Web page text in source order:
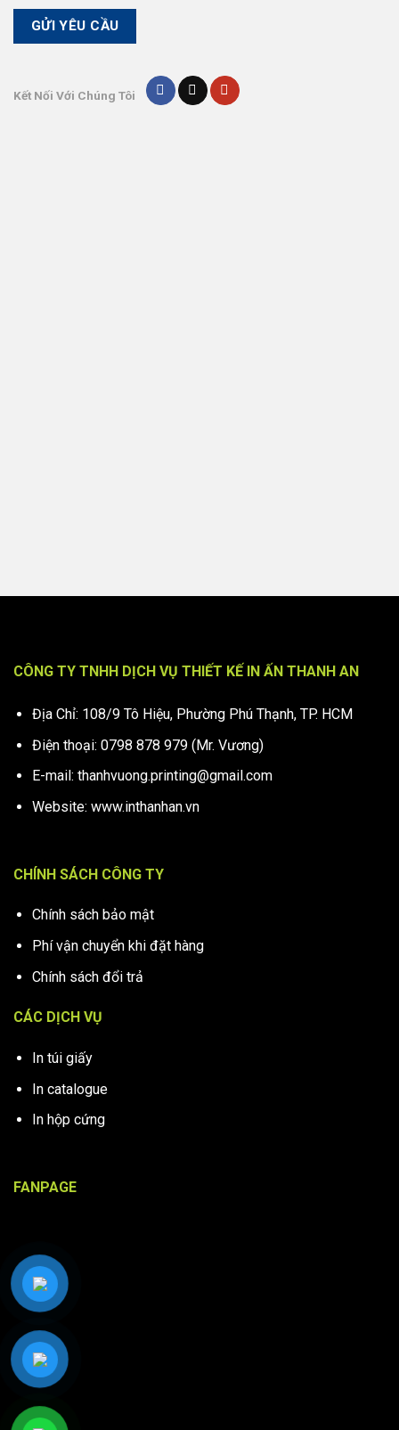
Kết Nối Với Chúng Tôi
CÔNG TY TNHH DỊCH VỤ THIẾT KẾ IN ẤN THANH AN
Địa Chỉ: 108/9 Tô Hiệu, Phường Phú Thạnh, TP. HCM
Điện thoại: 0798 878 979 (Mr. Vương)
E-mail: thanhvuong.printing@gmail.com
Website: www.inthanhan.vn
CHÍNH SÁCH CÔNG TY
Chính sách bảo mật
Phí vận chuyển khi đặt hàng
Chính sách đổi trả
CÁC DỊCH VỤ
In túi giấy
In catalogue
In hộp cứng
FANPAGE